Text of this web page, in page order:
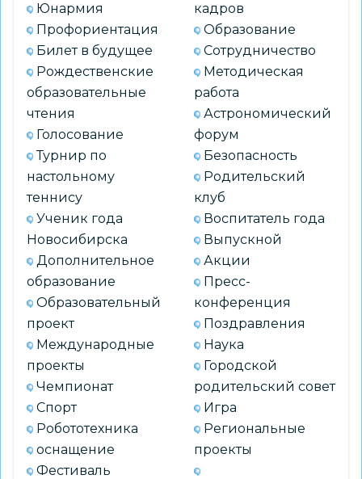
СОШ
№
112
Юнармия
Профориентация
Билет в будущее
Рождественские
образовательные
чтения
Голосование
Турнир по
настольному
теннису
Ученик года
Новосибирска
Дополнительное
образование
Образовательный
проект
Международные
проекты
Чемпионат
Спорт
Робототехника
оснащение
Фестиваль
кадров
Образование
Сотрудничество
Методическая
работа
Астрономический
форум
Безопасность
Родительский
клуб
Воспитатель года
Выпускной
Акции
Пресс-
конференция
Поздравления
Наука
Городской
родительский совет
Игра
Региональные
проекты